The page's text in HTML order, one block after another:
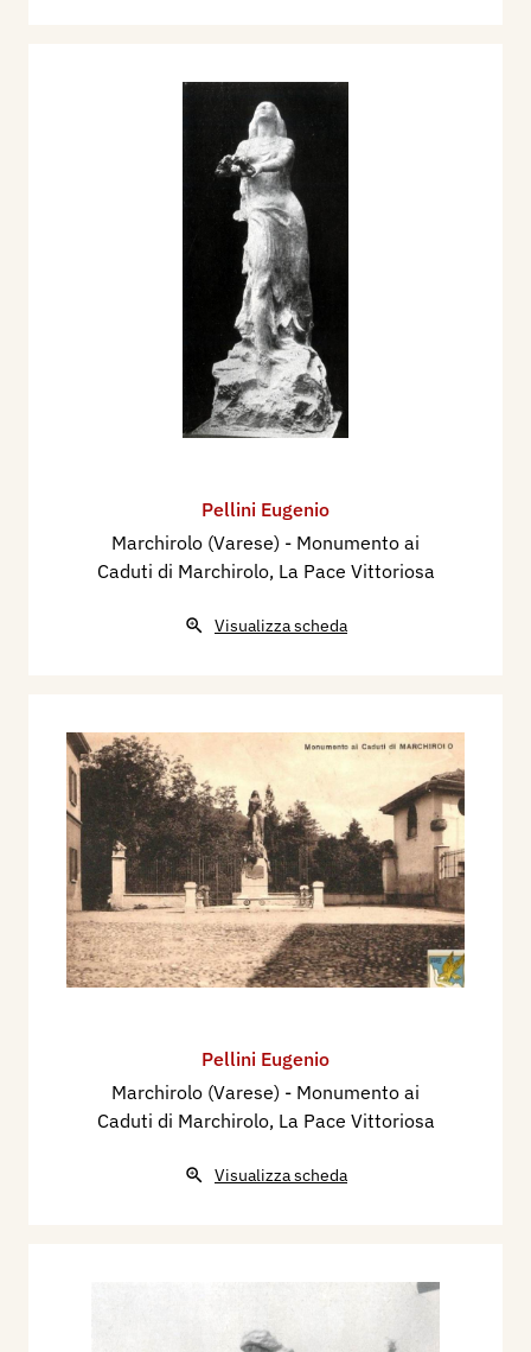
Pellini Eugenio
Marchirolo (Varese) - Monumento ai
Caduti di Marchirolo, La Pace Vittoriosa
Visualizza scheda
Pellini Eugenio
Marchirolo (Varese) - Monumento ai
Caduti di Marchirolo, La Pace Vittoriosa
Visualizza scheda